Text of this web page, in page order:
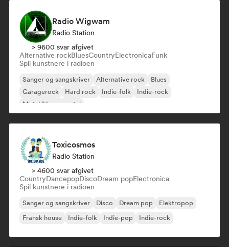
Radio Wigwam
Radio Station
> 9600 svar afgivet
Alternative rockBluesCountryElectronicaFunk
Spil kunstnere i radioen
Sanger og sangskriver Alternative rock
Blues
Garagerock
Hard rock Indie-folk
Indie-rock
Metal/Heavy metal
Toxicosmos
Radio Station
> 4600 svar afgivet
CountryDancepopDiscoDream popElectronica
Spil kunstnere i radioen
Sanger og sangskriver Disco Dream pop
Elektropop
Fransk house
Indie-folk Indie-pop Indie-rock